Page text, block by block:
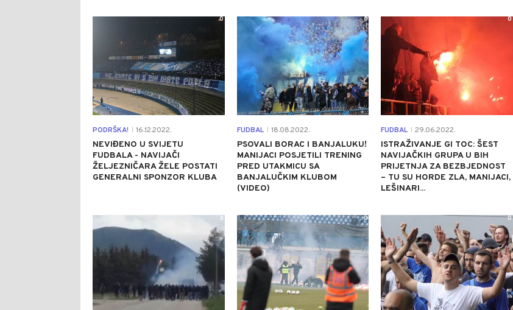
PODRŠKA! 16.12.2022.
NEVIĐENO U SVIJETU
FUDBALA - NAVIJAČI
ŽELJEZNIČARA ŽELE POSTATI
GENERALNI SPONZOR KLUBA
0
FUDBAL 18.08.2022.
PSOVALI BORAC I BANJALUKU!
MANIJACI POSJETILI TRENING
PRED UTAKMICU SA
BANJALUČKIM KLUBOM
(VIDEO)
0
FUDBAL 29.06.2022.
ISTRAŽIVANJE GI TOC: ŠEST
NAVIJAČKIH GRUPA U BIH
PRIJETNJA ZA BEZBJEDNOST
– TU SU HORDE ZLA, MANIJACI,
LEŠINARI...
0
3 0 0